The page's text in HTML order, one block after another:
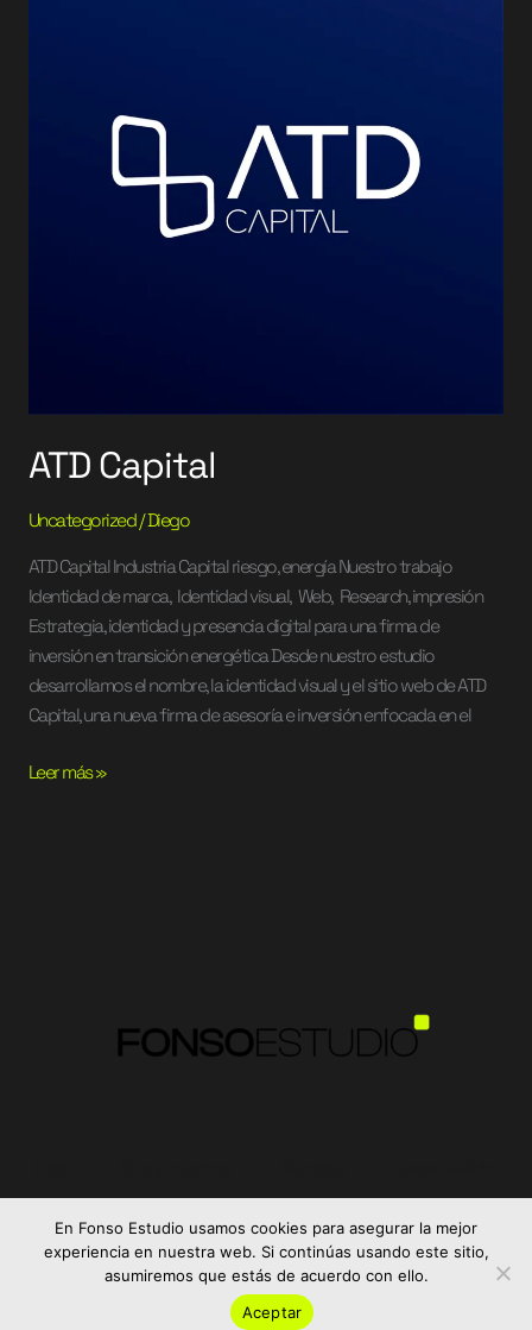
ATD Capital
Uncategorized/Diego
ATD Capital Industria Capital riesgo, energía Nuestro trabajo
Identidad de marca, Identidad visual, Web, Research, impresión
Estrategia, identidad y presencia digital para una firma de
inversión en transición energética Desde nuestro estudio
desarrollamos el nombre, la identidad visual y el sitio web de ATD
Capital, una nueva firma de asesoría e inversión enfocada en el
Leer más »
Contacto
Política de privacidad · Cookies · Legal
En Fonso Estudio usamos cookies para asegurar la mejor
experiencia en nuestra web. Si continúas usando este sitio,
asumiremos que estás de acuerdo con ello.
Aceptar